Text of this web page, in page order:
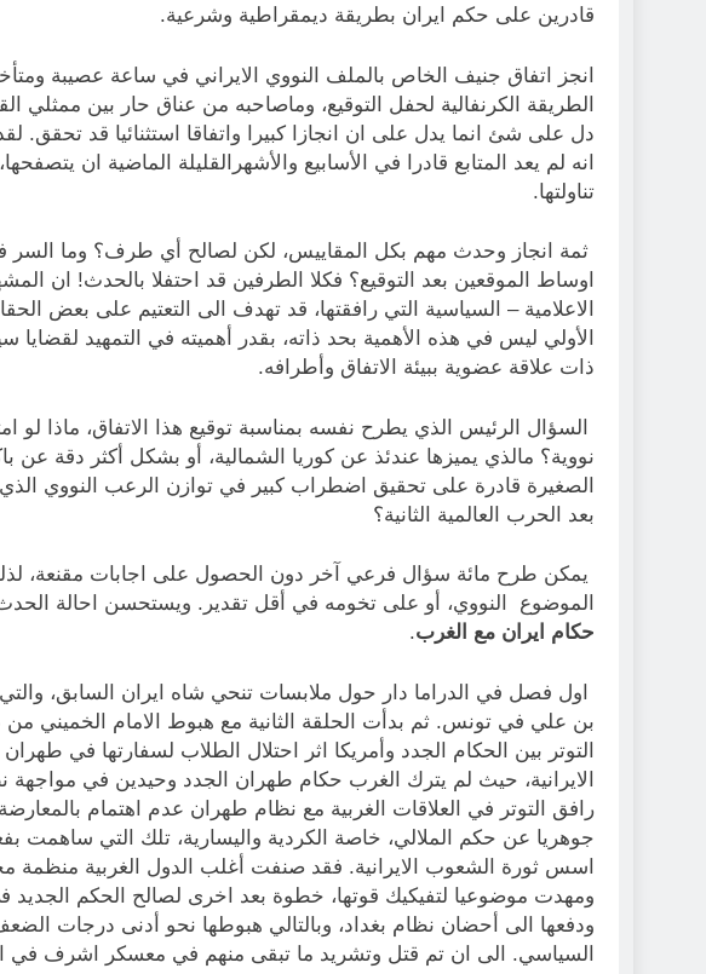
قادرين على حكم ايران بطريقة ديمقراطية وشرعية.
الطريقة الكرنفالية لحفل التوقيع، وماصاحبه من عناق حار بين
دل على شئ انما يدل على ان انجازا كبيرا واتفاقا استثنائيا قد تحقق.
انه لم يعد المتابع قادرا في الأسابيع والأشهرالقليلة الماضية ان
تناولتها.
ثمة انجاز وحدث مهم بكل المقاييس، لكن لصالح أي طرف؟ وما السر
اوساط الموقعين بعد التوقيع؟ فكلا الطرفين قد احتفلا بالحدث! ان
الاعلامية – السياسية التي رافقتها، قد تهدف الى التعتيم على بعض
الأولي ليس في هذه الأهمية بحد ذاته، بقدر أهميته في التمهيد لقضايا
ذات علاقة عضوية ببيئة الاتفاق وأطرافه.
السؤال الرئيس الذي يطرح نفسه بمناسبة توقيع هذا الاتفاق، ماذا لو
نووية؟ مالذي يميزها عندئذ عن كوريا الشمالية، أو بشكل أكثر دقة عن
الصغيرة قادرة على تحقيق اضطراب كبير في توازن الرعب النووي الذي تم
بعد الحرب العالمية الثانية؟
يمكن طرح مائة سؤال فرعي آخر دون الحصول على اجابات مقنعة،
الموضوع النووي، أو على تخومه في أقل تقدير. ويستحسن احالة
حكام ايران مع الغرب.
اول فصل في الدراما دار حول ملابسات تنحي شاه ايران السابق، والتي
بن علي في تونس. ثم بدأت الحلقة الثانية مع هبوط الامام الخميني
الايرانية، حيث لم يترك الغرب حكام طهران الجدد وحيدين في
رافق التوتر في العلاقات الغربية مع نظام طهران عدم اهتمام بالمعارضة
جوهريا عن حكم الملالي، خاصة الكردية واليسارية، تلك التي ساهمت
اسس ثورة الشعوب الايرانية. فقد صنفت أغلب الدول الغربية منظمة
ومهدت موضوعيا لتفيكيك قوتها، خطوة بعد اخرى لصالح الحكم الجديد
ودفعها الى أحضان نظام بغداد، وبالتالي هبوطها نحو أدنى درجات
السياسي. الى ان تم قتل وتشريد ما تبقى منهم في معسكر اشرف في